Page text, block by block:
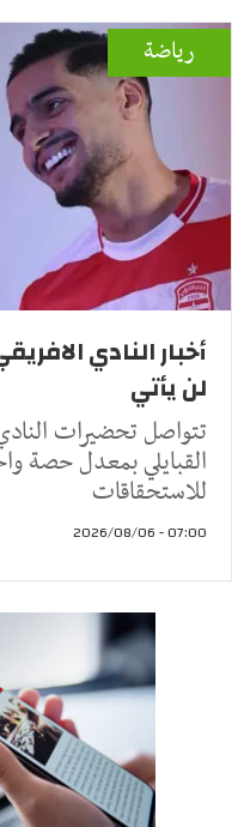
رياضة
أخبار النادي
لن يأتي
تتواصل تحضيرات
القبايلي بمعدل حصة
للاستحقاقات
07:00 - 2026/08/06